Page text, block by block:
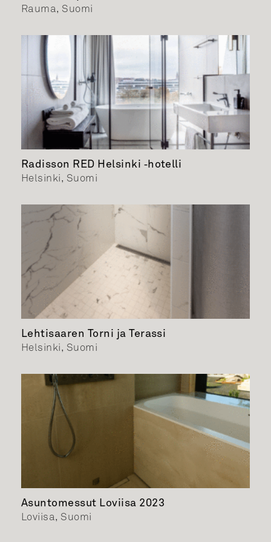
Rauma, Suomi
Radisson RED Helsinki ‑hotelli
Helsinki, Suomi
Lehtisaaren Torni ja Terassi
Helsinki, Suomi
Asuntomessut Loviisa 2023
Loviisa, Suomi